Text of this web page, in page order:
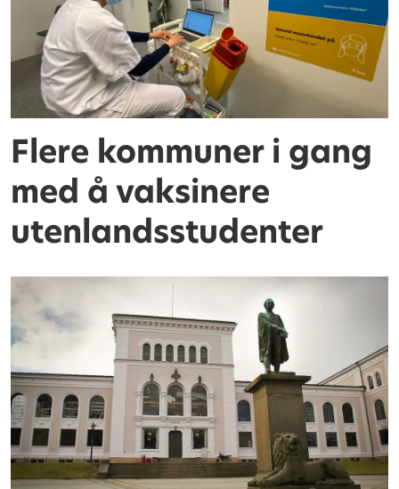
Flere kommuner i gang
med å vaksinere
utenlandsstudenter